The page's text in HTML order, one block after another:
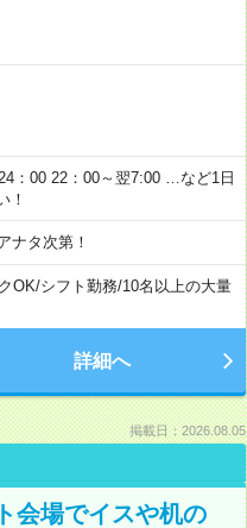
：00 22：00～翌7:00 …など1日
！
タ次第！
OK/シフト勤務/10名以上の大量
詳細へ
掲載日：2026.08.05
会場でイスや机の